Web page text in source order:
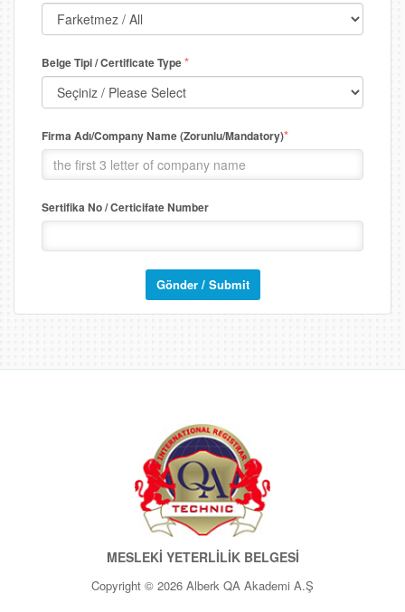
Belge Tipi / Certificate Type*
Firma Adı/Company Name (Zorunlu/Mandatory)*
Sertifika No / Certicifate Number
MESLEKİ YETERLİLİK BELGESİ
Copyright © 2026 Alberk QA Akademi A.Ş